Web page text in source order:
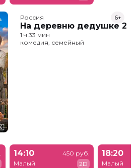
Россия
На деревню дедушке 2
6+
1 ч 33 мин
комедия, семейный
14:10
Малый
450 руб.
2D
18:20
Малый